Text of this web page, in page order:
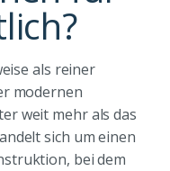
als reiner
modernen
weit mehr als das
sich um einen
bei dem